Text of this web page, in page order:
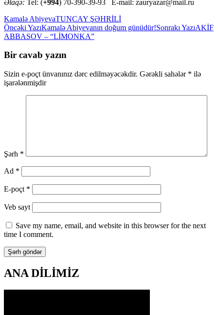
Əlaqə: Tel: (+994) 70-390-39-93 E-mail: zauryazar@mail.ru
Kamalə AbiyevaTUNCAY ŞƏHRİLİ
Yazılar
üzrə
naviqasiya
Öncəki YazıKamalə Abiyevanın doğum günüdür!Sonrakı YazıAKİF
ABBASOV – “LİMONKA”
Bir cavab yazın
Sizin e-poçt ünvanınız dərc edilməyəcəkdir. Gərəkli sahələr * ilə
işarələnmişdir
Şərh *
Ad *
E-poçt *
Veb sayt
Save my name, email, and website in this browser for the next
time I comment.
ANA DİLİMİZ